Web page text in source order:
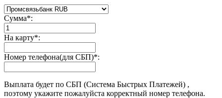
Сумма*:
На карту*:
Номер телефона(для СБП)*:
Выплата будет по СБП (Система Быстрых Платежей) ,
поэтому укажите пожалуйста корректный номер телефона.